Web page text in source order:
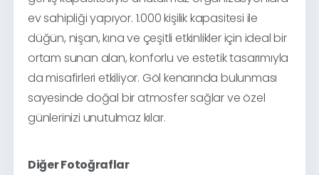
ev sahipliği yapıyor. 1.000 kişilik kapasitesi ile
düğün, nişan, kına ve çeşitli etkinlikler için ideal bir
ortam sunan alan, konforlu ve estetik tasarımıyla
da misafirleri etkiliyor. Göl kenarında bulunması
sayesinde doğal bir atmosfer sağlar ve özel
günlerinizi unutulmaz kılar.
Diğer Fotoğraflar